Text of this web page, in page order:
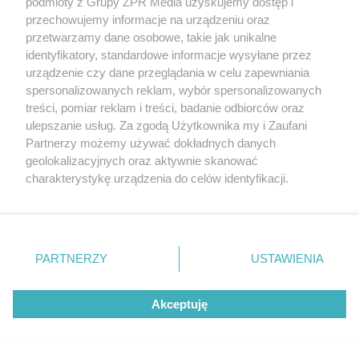
Tour de Pologne. Peleton
zmiażdżony przez kraksę
przed Karpaczem
Karolina Szostak zaskoczyła na
ramówce Polsatu. Przyszła w samej
marynarce
przechowujemy informacje na urządzeniu oraz
przetwarzamy dane osobowe, takie jak unikalne
identyfikatory, standardowe informacje wysyłane przez
urządzenie czy dane przeglądania w celu zapewniania
spersonalizowanych reklam, wybór spersonalizowanych
treści, pomiar reklam i treści, badanie odbiorców oraz
ulepszanie usług. Za zgodą Użytkownika my i Zaufani
Partnerzy możemy używać dokładnych danych
geolokalizacyjnych oraz aktywnie skanować
charakterystykę urządzenia do celów identyfikacji.
zmienić/wycofać klikając przycisk ustawień prywatności
znajdujący się w lewym dolnym rogu strony
rodzaje przetwarzania danych nie wymagają zgody
użytkownika, ale masz prawo sprzeciwić się takiemu
przetwarzaniu. Preferencje będą miały zastosowanie tylko
PARTNERZY USTAWIENIA
Akceptuję